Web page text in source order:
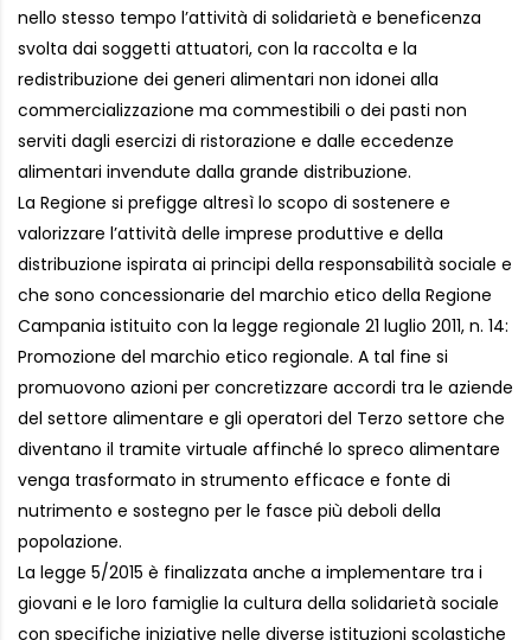
nello stesso tempo l’attività di solidarietà e beneficenza
svolta dai soggetti attuatori, con la raccolta e la
redistribuzione dei generi alimentari non idonei alla
commercializzazione ma commestibili o dei pasti non
serviti dagli esercizi di ristorazione e dalle eccedenze
alimentari invendute dalla grande distribuzione.
La Regione si prefigge altresì lo scopo di sostenere e
valorizzare l’attività delle imprese produttive e della
distribuzione ispirata ai principi della responsabilità sociale e
che sono concessionarie del marchio etico della Regione
Campania istituito con la legge regionale 21 luglio 2011, n. 14:
Promozione del marchio etico regionale. A tal fine si
promuovono azioni per concretizzare accordi tra le aziende
del settore alimentare e gli operatori del Terzo settore che
diventano il tramite virtuale affinché lo spreco alimentare
venga trasformato in strumento efficace e fonte di
nutrimento e sostegno per le fasce più deboli della
popolazione.
La legge 5/2015 è finalizzata anche a implementare tra i
giovani e le loro famiglie la cultura della solidarietà sociale
con specifiche iniziative nelle diverse istituzioni scolastiche